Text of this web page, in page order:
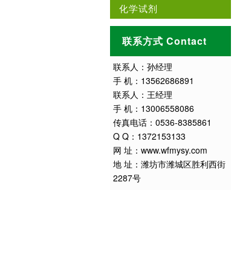
化学试剂
联系方式 Contact
联系人：孙经理
手 机：13562686891
联系人：王经理
手 机：13006558086
传真电话：0536-8385861
Q Q：1372153133
网 址：www.wfmysy.com
地 址：潍坊市潍城区胜利西街
2287号